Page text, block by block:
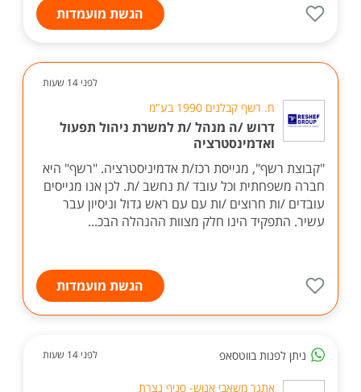
הגשת מועמדות
לפני 14 שעות
ח. רשף קבלנים 1990 בע"מ
דרוש /ה מנהל /ת למשרת ניהול תפעול
ואדמינסטרציה
"קבוצת רשף", מגייסת רכז/ת אדמיניסטרציה. "רשף" היא
חברה משפחתית וכל עובד /ת נחשב /ת. לכן אנו מגייסים
עובדים /ות חרוצים /ות עם עם ראש גדול וניסיון עבר
עשיר. התפקיד הינו חלק מצוות ההנהלה הבכ...
הגשת מועמדות
ניתן לפנות בווטסאפ לפני 14 שעות
אתגר משאבי אנוש- סניף נצרת